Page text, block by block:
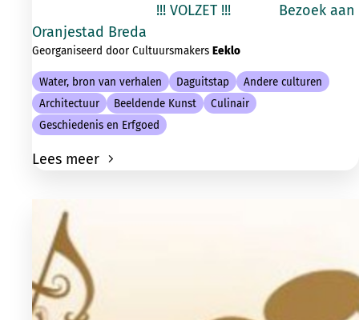
!!! VOLZET !!! Bezoek aan
Oranjestad Breda
Georganiseerd door Cultuursmakers Eeklo
Water, bron van verhalen Daguitstap
Andere culturen
Architectuur
Beeldende Kunst
Culinair
Geschiedenis en Erfgoed
Lees meer